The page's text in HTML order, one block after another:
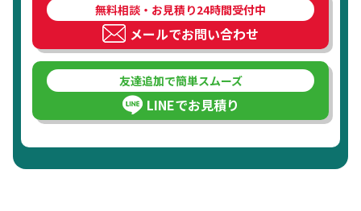
無料相談・お見積り24時間受付中
メールでお問い合わせ
友達追加で簡単スムーズ
LINEでお見積り